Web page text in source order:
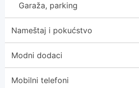
Garaža, parking
Nameštaj i pokućstvo
Modni dodaci
Mobilni telefoni